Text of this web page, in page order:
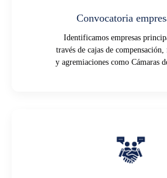
Convocatoria
Identificamos empresas
través de cajas de compensación,
y agremiaciones como Cámaras